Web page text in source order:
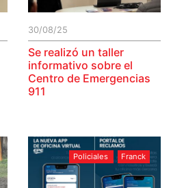
30/08/25
Se realizó un taller
informativo sobre el
Centro de Emergencias
911
Policiales Franck